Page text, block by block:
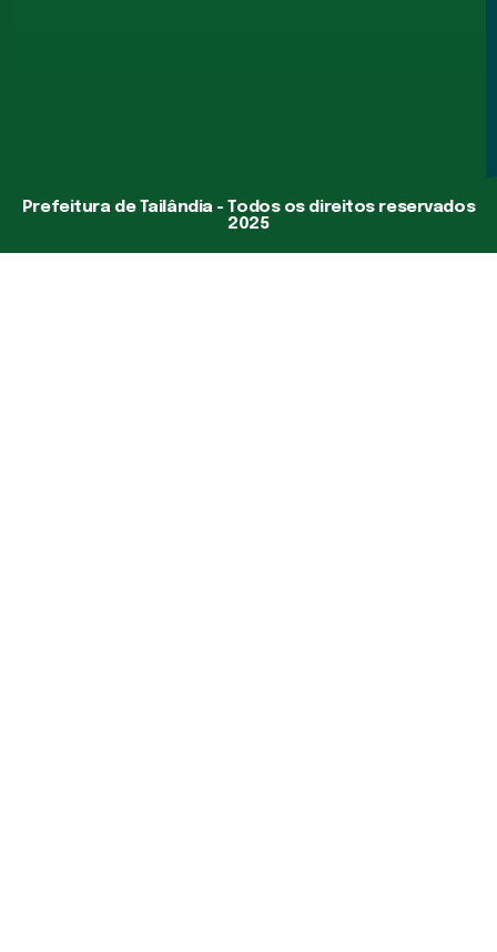
Prefeitura de Tailândia - Todos os direitos reservados
2025